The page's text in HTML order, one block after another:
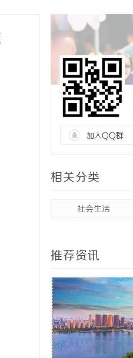
加入QQ群
相关分类
社会生活
推荐资讯